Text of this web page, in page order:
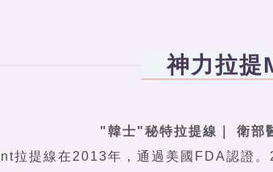
神力拉提
"韓士"秘特拉提線
衛部
拉提線在2013年，通過美國FDA認證